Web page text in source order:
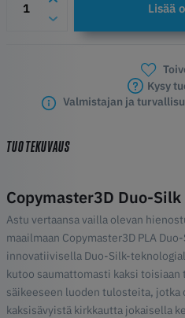
Lisää
Kysy
Valmistajan ja
TUOTEKUVAUS
Copymaster3D Duo-Silk
Astu vertaansa vailla olevan
maailmaan Copymaster3D PLA
innovatiivisella Duo-Silk-
kutoo saumattomasti kaksi toisiaan
säikeeseen luoden tulosteita, jotka
kaksisävyistä kirkkautta jokaisella